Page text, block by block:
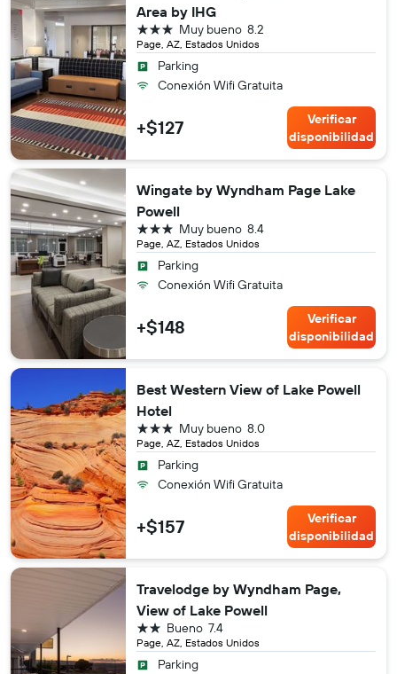
Area by IHG
Page, AZ, Estados Unidos
8.2
Muy bueno
3 estrellas
Parking
Conexión Wifi Gratuita
+$127
Verificar
disponibilidad
Wingate by Wyndham Page Lake
Powell
Page, AZ, Estados Unidos
8.4
Muy bueno
3 estrellas
Parking
Conexión Wifi Gratuita
+$148
Verificar
disponibilidad
Best Western View of Lake Powell
Hotel
Page, AZ, Estados Unidos
8.0
Muy bueno
3 estrellas
Parking
Conexión Wifi Gratuita
+$157
Verificar
disponibilidad
Travelodge by Wyndham Page,
View of Lake Powell
Page, AZ, Estados Unidos
7.4
Bueno
2 estrellas
Parking